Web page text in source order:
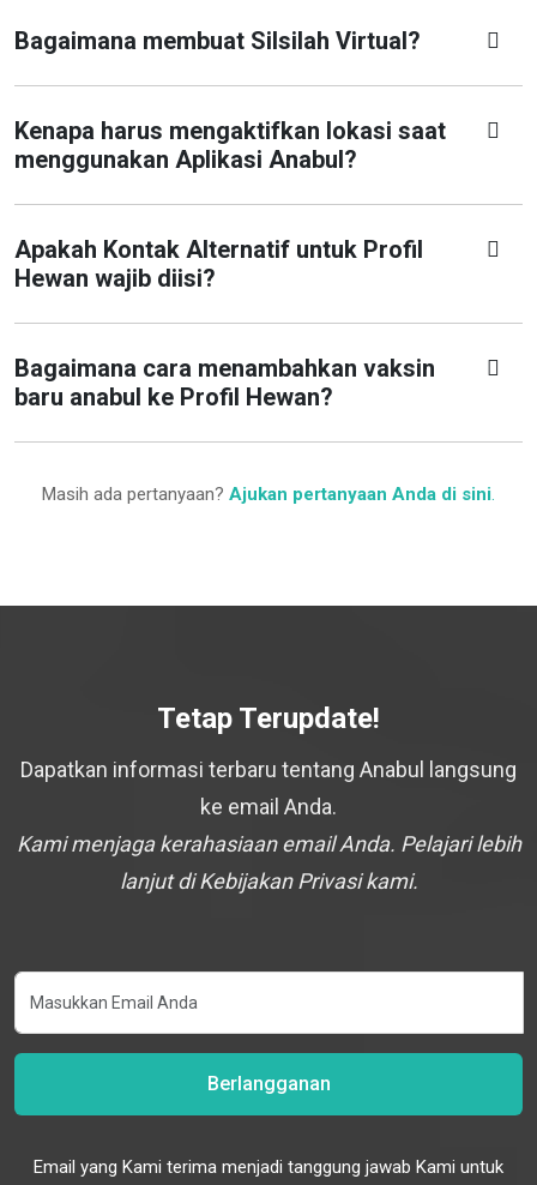
Bagaimana membuat Silsilah Virtual?
Kenapa harus mengaktifkan lokasi saat
menggunakan Aplikasi Anabul?
Apakah Kontak Alternatif untuk Profil
Hewan wajib diisi?
Bagaimana cara menambahkan vaksin
baru anabul ke Profil Hewan?
Masih ada pertanyaan? Ajukan pertanyaan Anda di sini.
Tetap Terupdate!
Dapatkan informasi terbaru tentang Anabul langsung
ke email Anda.
Kami menjaga kerahasiaan email Anda. Pelajari lebih
lanjut di Kebijakan Privasi kami.
Berlangganan
Email yang Kami terima menjadi tanggung jawab Kami untuk